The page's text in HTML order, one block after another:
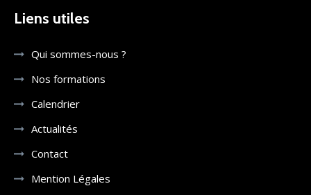
Liens utiles
Qui sommes-nous ?
Nos formations
Calendrier
Actualités
Contact
Mention Légales